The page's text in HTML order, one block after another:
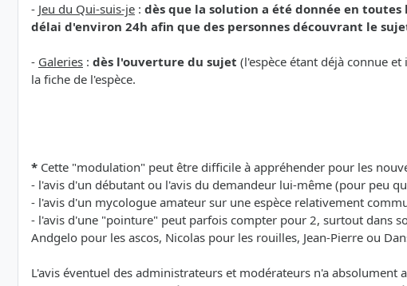
- Jeu du Qui-suis-je : dès que la solution a été donnée en
délai d'environ 24h afin que des personnes découvrant le
- Galeries : dès l'ouverture du sujet (l'espèce étant déjà connue
la fiche de l'espèce.
* Cette "modulation" peut être difficile à appréhender pour les
- l'avis d'un débutant ou l'avis du demandeur lui-même (pour peu
- l'avis d'un mycologue amateur sur une espèce relativement
- l'avis d'une "pointure" peut parfois compter pour 2, surtout dans
Andgelo pour les ascos, Nicolas pour les rouilles, Jean-Pierre ou
L'avis éventuel des administrateurs et modérateurs n'a